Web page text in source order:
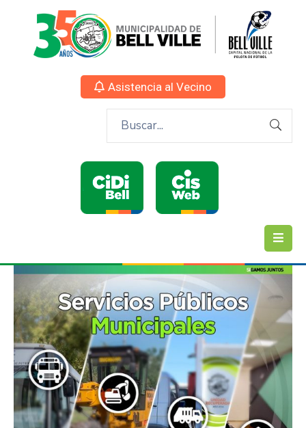
Asistencia al Vecino